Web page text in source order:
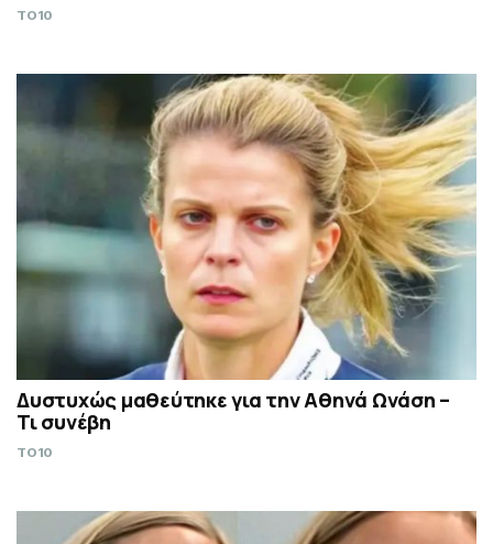
TO10
Δυστυχώς μαθεύτηκε για την Αθηνά Ωνάση –
Τι συνέβη
TO10